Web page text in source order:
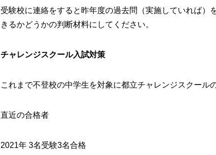
受験校に連絡をすると昨年度の過去問（実施していれば
きるかどうかの判断材料にしてください。
チャレンジスクール入試対策
これまで不登校の中学生を対象に都立チャレンジスクール
直近の合格者
2021年 3名受験3名合格